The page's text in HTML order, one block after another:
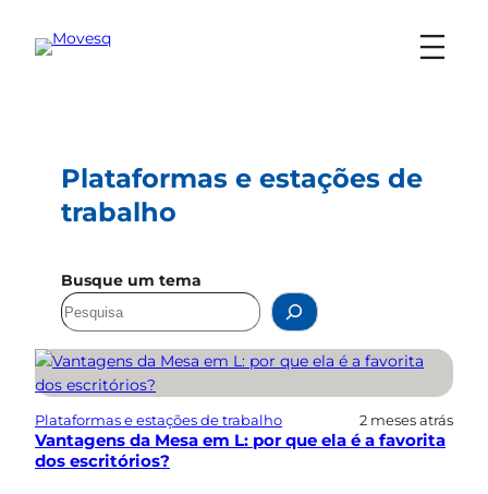
para
Plataformas e estações de
trabalho
Busque um tema
Plataformas e estações de trabalho 2 meses atrás
Vantagens da Mesa em L: por que ela é a favorita
dos escritórios?